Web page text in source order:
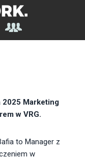
w branży.
2025 Marketing
w VRG.
to Manager z
w